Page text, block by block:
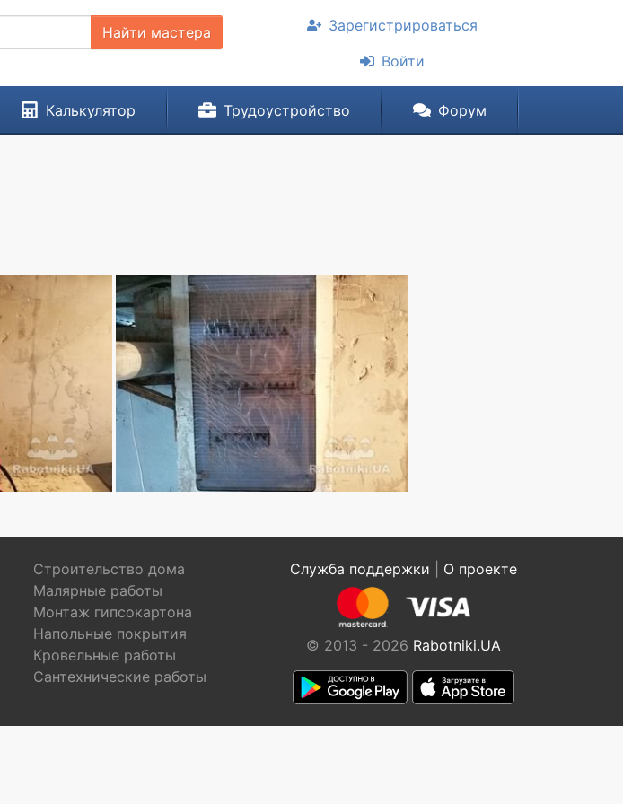
Найти мастера
Зарегистрироваться
Войти
Калькулятор Трудоустройство Форум
Строительство дома
Малярные работы
Монтаж гипсокартона
Напольные покрытия
Кровельные работы
Сантехнические работы
Служба поддержки О проекте
© 2013 - 2026 Rabotniki.UA